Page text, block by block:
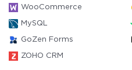
WooCommerce
MySQL
GoZen Forms
ZOHO CRM